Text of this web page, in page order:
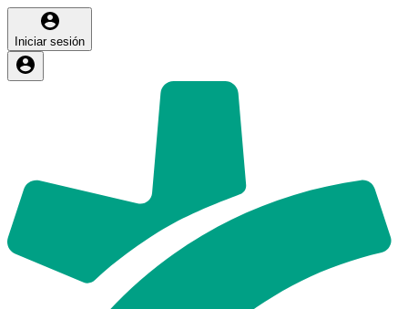
Iniciar sesión